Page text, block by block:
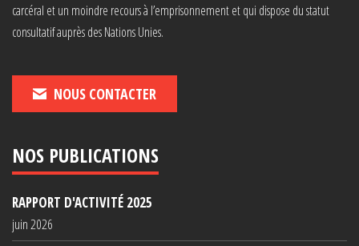
carcéral et un moindre recours à l’emprisonnement et qui dispose du statut
consultatif auprès des Nations Unies.
NOUS CONTACTER
NOS PUBLICATIONS
RAPPORT D'ACTIVITÉ 2025
juin 2026